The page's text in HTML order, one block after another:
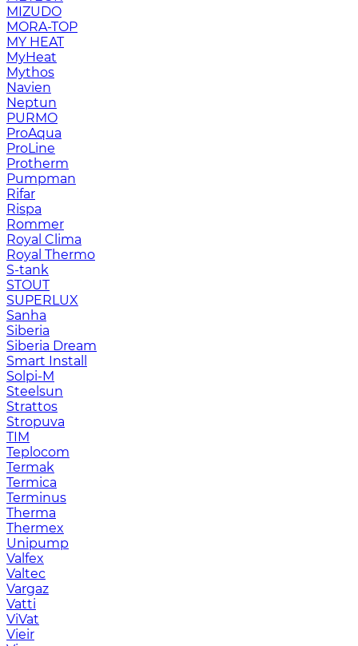
MIZUDO
MORA-TOP
MY HEAT
MyHeat
Mythos
Navien
Neptun
PURMO
ProAqua
ProLine
Protherm
Pumpman
Rifar
Rispa
Rommer
Royal Clima
Royal Thermo
S-tank
STOUT
SUPERLUX
Sanha
Siberia
Siberia Dream
Smart Install
Solpi-M
Steelsun
Strattos
Stropuva
TIM
Teplocom
Termak
Termica
Terminus
Therma
Thermex
Unipump
Valfex
Valtec
Vargaz
Vatti
ViVat
Vieir